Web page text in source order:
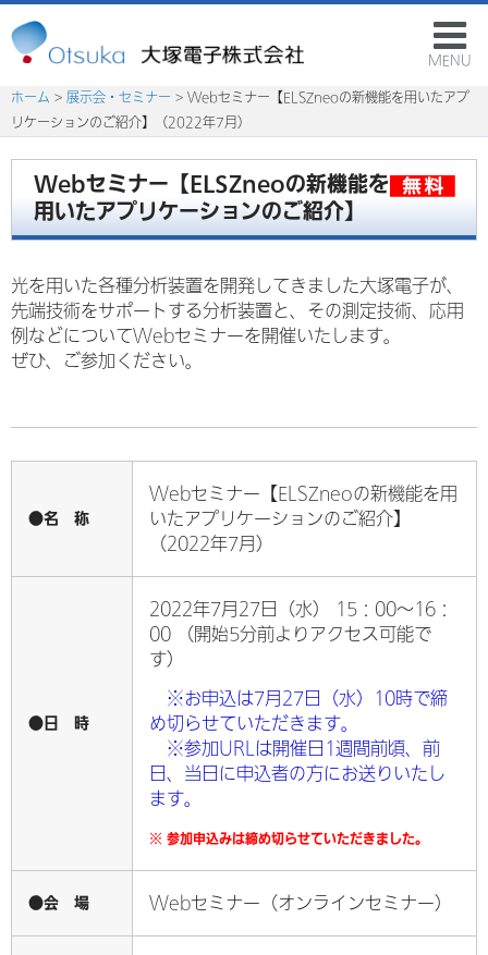
MENU
ホーム > 展示会・セミナー > Webセミナー【ELSZneoの新機能を用いたアプ
リケーションのご紹介】（2022年7月）
Webセミナー【ELSZneoの新機能を
用いたアプリケーションのご紹介】
光を用いた各種分析装置を開発してきました大塚電子が、
先端技術をサポートする分析装置と、その測定技術、応用
例などについてWebセミナーを開催いたします。
ぜひ、ご参加ください。
●名 称
Webセミナー【ELSZneoの新機能を用
いたアプリケーションのご紹介】
（2022年7月）
●日 時
2022年7月27日（水） 15：00～16：
00 （開始5分前よりアクセス可能で
す）
※お申込は7月27日（水）10時で締
め切らせていただきます。
※参加URLは開催日1週間前頃、前
日、当日に申込者の方にお送りいたし
ます。
※ 参加申込みは締め切らせていただきました。
●会 場 Webセミナー（オンラインセミナー）